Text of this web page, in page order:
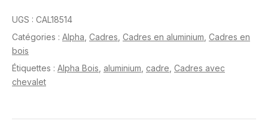
x
18
cm
UGS : CAL18514
Catégories : Alpha Cadres Cadres en aluminium Cadres en
bois
Étiquettes : Alpha Bois aluminium cadre Cadres avec
chevalet